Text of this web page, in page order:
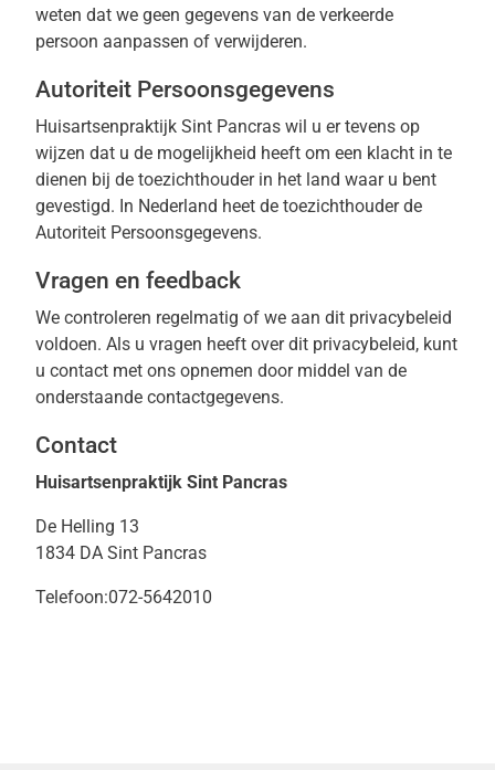
weten dat we geen gegevens van de verkeerde
persoon aanpassen of verwijderen.
Autoriteit Persoonsgegevens
Huisartsenpraktijk Sint Pancras wil u er tevens op
wijzen dat u de mogelijkheid heeft om een klacht in te
dienen bij de toezichthouder in het land waar u bent
gevestigd. In Nederland heet de toezichthouder de
Autoriteit Persoonsgegevens.
Vragen en feedback
We controleren regelmatig of we aan dit privacybeleid
voldoen. Als u vragen heeft over dit privacybeleid, kunt
u contact met ons opnemen door middel van de
onderstaande contactgegevens.
Contact
Huisartsenpraktijk Sint Pancras
De Helling 13
1834 DA Sint Pancras
Telefoon:072-5642010